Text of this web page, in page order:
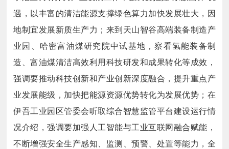
遇，以丰富的清洁能源支撑绿色算力加快发展壮大，因
地制宜发展新质生产力；来到天山智谷高端装备制造产
业园、哈密富油煤研究院中试基地，察看氢能装备制
造、富油煤清洁高效利用科技研发和成果转化等成效，
强调要推动科技创新和产业创新深度融合，提升重点产
业发展能级，加快把能源资源优势转化为发展优势；在
伊吾工业园区管委会听取综合智慧监管平台建设运行情
况介绍，强调要加强人工智能与工业互联网融合赋能，
不断增强安全生产感知、监测、预警、处置等能力，全